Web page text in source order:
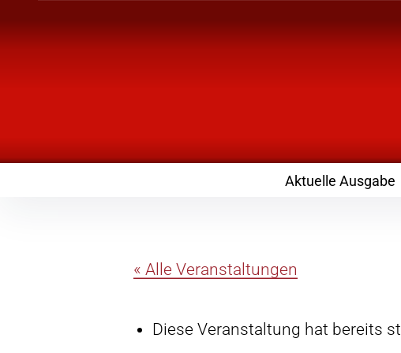
Landknirpse – Die
Aktuelle Ausgabe
« Alle Veranstaltungen
Diese Veranstaltung hat bereits